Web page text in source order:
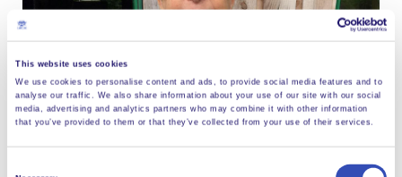
This website uses cookies
We use cookies to personalise content and ads, to provide social media features and to
analyse our traffic. We also share information about your use of our site with our social
media, advertising and analytics partners who may combine it with other information
that you’ve provided to them or that they’ve collected from your use of their services.